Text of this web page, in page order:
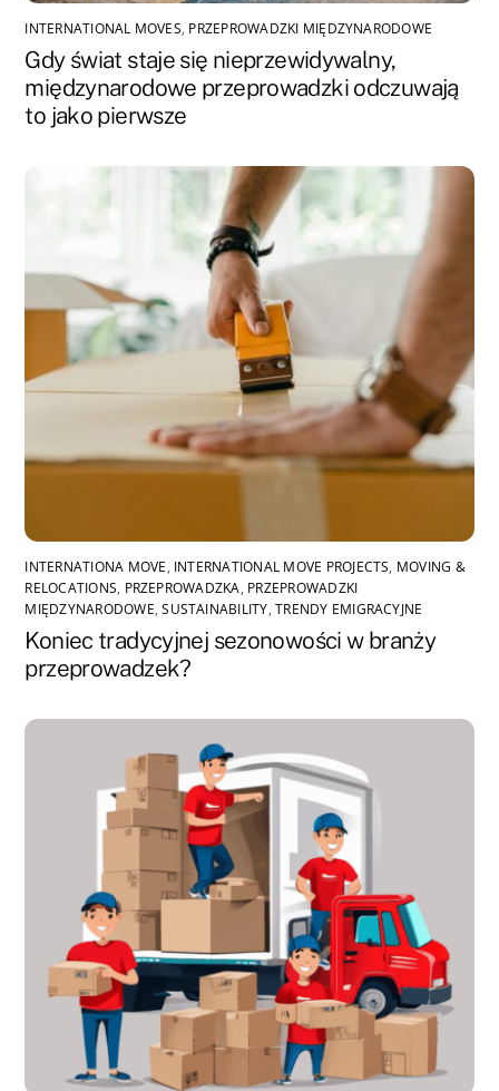
INTERNATIONAL MOVES, PRZEPROWADZKI MIĘDZYNARODOWE
Gdy świat staje się nieprzewidywalny,
międzynarodowe przeprowadzki odczuwają
to jako pierwsze
INTERNATIONA MOVE, INTERNATIONAL MOVE PROJECTS, MOVING &
RELOCATIONS, PRZEPROWADZKA, PRZEPROWADZKI
MIĘDZYNARODOWE,SUSTAINABILITY,TRENDY EMIGRACYJNE
Koniec tradycyjnej sezonowości w branży
przeprowadzek?